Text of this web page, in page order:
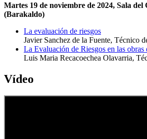
Martes 19 de noviembre de 2024, Sala del
(Barakaldo)
La evaluación de riesgos
Javier Sanchez de la Fuente, Técnico
La Evaluación de Riesgos en las obras
Luis Maria Recacoechea Olavarria,
Vídeo